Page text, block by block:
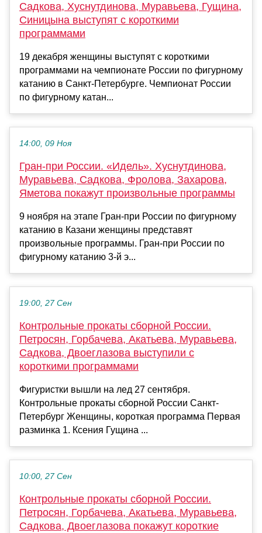
Садкова, Хуснутдинова, Муравьева, Гущина,
Синицына выступят с короткими
программами
19 декабря женщины выступят с короткими
программами на чемпионате России по фигурному
катанию в Санкт-Петербурге. Чемпионат России
по фигурному катан...
14:00, 09 Ноя
Гран-при России. «Идель». Хуснутдинова,
Муравьева, Садкова, Фролова, Захарова,
Яметова покажут произвольные программы
9 ноября на этапе Гран-при России по фигурному
катанию в Казани женщины представят
произвольные программы. Гран-при России по
фигурному катанию 3-й э...
19:00, 27 Сен
Контрольные прокаты сборной России.
Петросян, Горбачева, Акатьева, Муравьева,
Садкова, Двоеглазова выступили с
короткими программами
Фигуристки вышли на лед 27 сентября.
Контрольные прокаты сборной России Санкт-
Петербург Женщины, короткая программа Первая
разминка 1. Ксения Гущина ...
10:00, 27 Сен
Контрольные прокаты сборной России.
Петросян, Горбачева, Акатьева, Муравьева,
Садкова, Двоеглазова покажут короткие